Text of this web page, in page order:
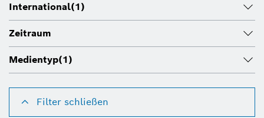
International(1)
Zeitraum
Medientyp(1)
Filter schließen